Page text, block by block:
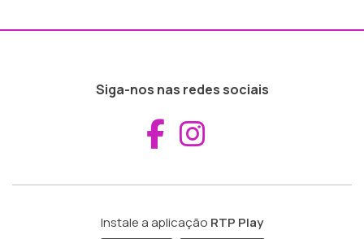
Siga-nos nas redes sociais
Aceder ao
Instale a aplicação RTP Play